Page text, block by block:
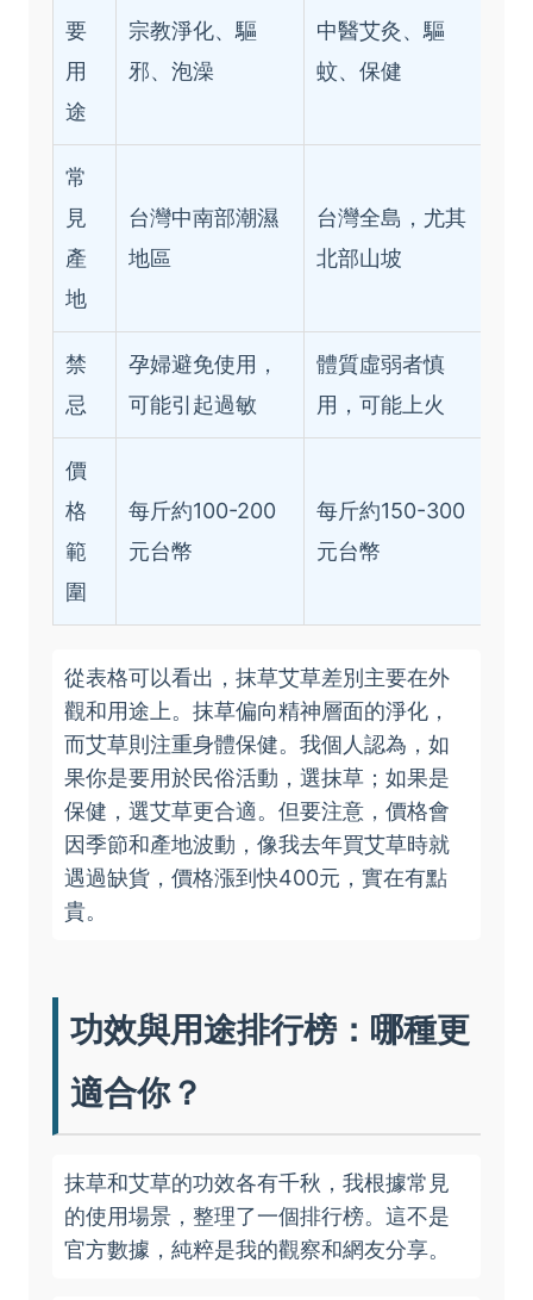
要
用
途
宗教淨化、驅
邪、泡澡
中醫艾灸、驅
蚊、保健
常
見
產
地
台灣中南部潮濕
地區
台灣全島，尤其
北部山坡
禁
忌
孕婦避免使用，
可能引起過敏
體質虛弱者慎
用，可能上火
價
格
範
圍
每斤約100-200
元台幣
每斤約150-300
元台幣
從表格可以看出，抹草艾草差別主要在外
觀和用途上。抹草偏向精神層面的淨化，
而艾草則注重身體保健。我個人認為，如
果你是要用於民俗活動，選抹草；如果是
保健，選艾草更合適。但要注意，價格會
因季節和產地波動，像我去年買艾草時就
遇過缺貨，價格漲到快400元，實在有點
貴。
功效與用途排行榜：哪種更
適合你？
抹草和艾草的功效各有千秋，我根據常見
的使用場景，整理了一個排行榜。這不是
官方數據，純粹是我的觀察和網友分享。